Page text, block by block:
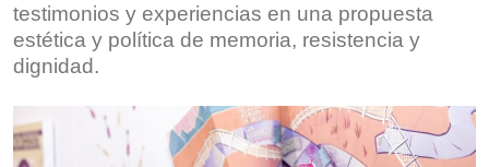
testimonios y experiencias en una propuesta
estética y política de memoria, resistencia y
dignidad.